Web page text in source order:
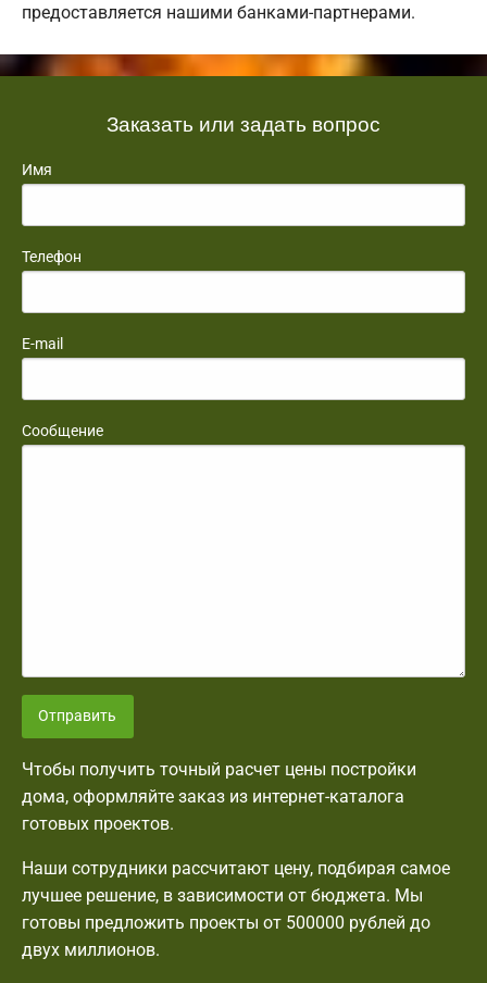
предоставляется нашими банками-партнерами.
Заказать или задать вопрос
Имя
Телефон
E-mail
Сообщение
Отправить
Чтобы получить точный расчет цены постройки
дома, оформляйте заказ из интернет-каталога
готовых проектов.
Наши сотрудники рассчитают цену, подбирая самое
лучшее решение, в зависимости от бюджета. Мы
готовы предложить проекты от 500000 рублей до
двух миллионов.